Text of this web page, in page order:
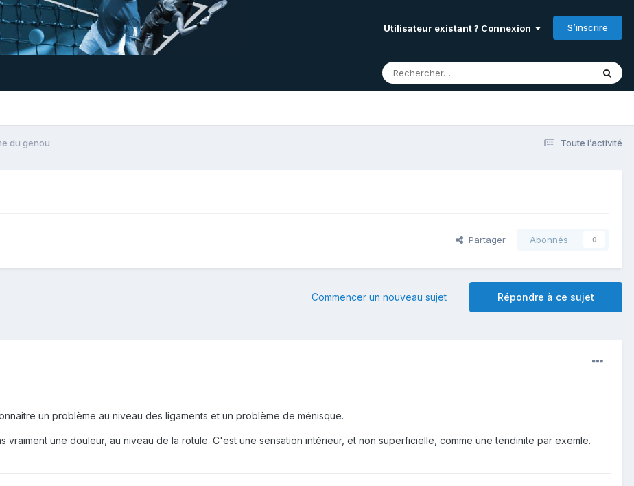
Utilisateur existant ? Connexion S’inscrire
Toute l’activité
du genou
Partager Abonnés 0
Répondre à ce sujet
Commencer un nouveau sujet
un problème au niveau des ligaments et un problème de ménisque.
vraiment une douleur, au niveau de la rotule. C'est une sensation intérieur, et non superficielle, comme une tendinite par exemle.